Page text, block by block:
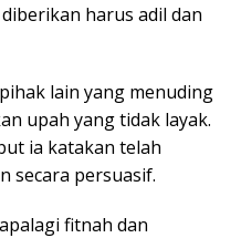
harus adil dan
lain yang menuding
upah yang tidak layak.
ia katakan telah
secara persuasif.
fitnah dan